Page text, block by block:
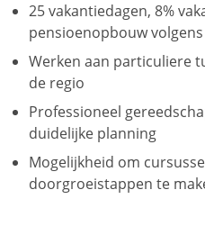
25 vakantiedagen, 8%
pensioenopbouw
Werken aan particuliere
de regio
Professioneel
duidelijke planning
Mogelijkheid om
doorgroeistappen te